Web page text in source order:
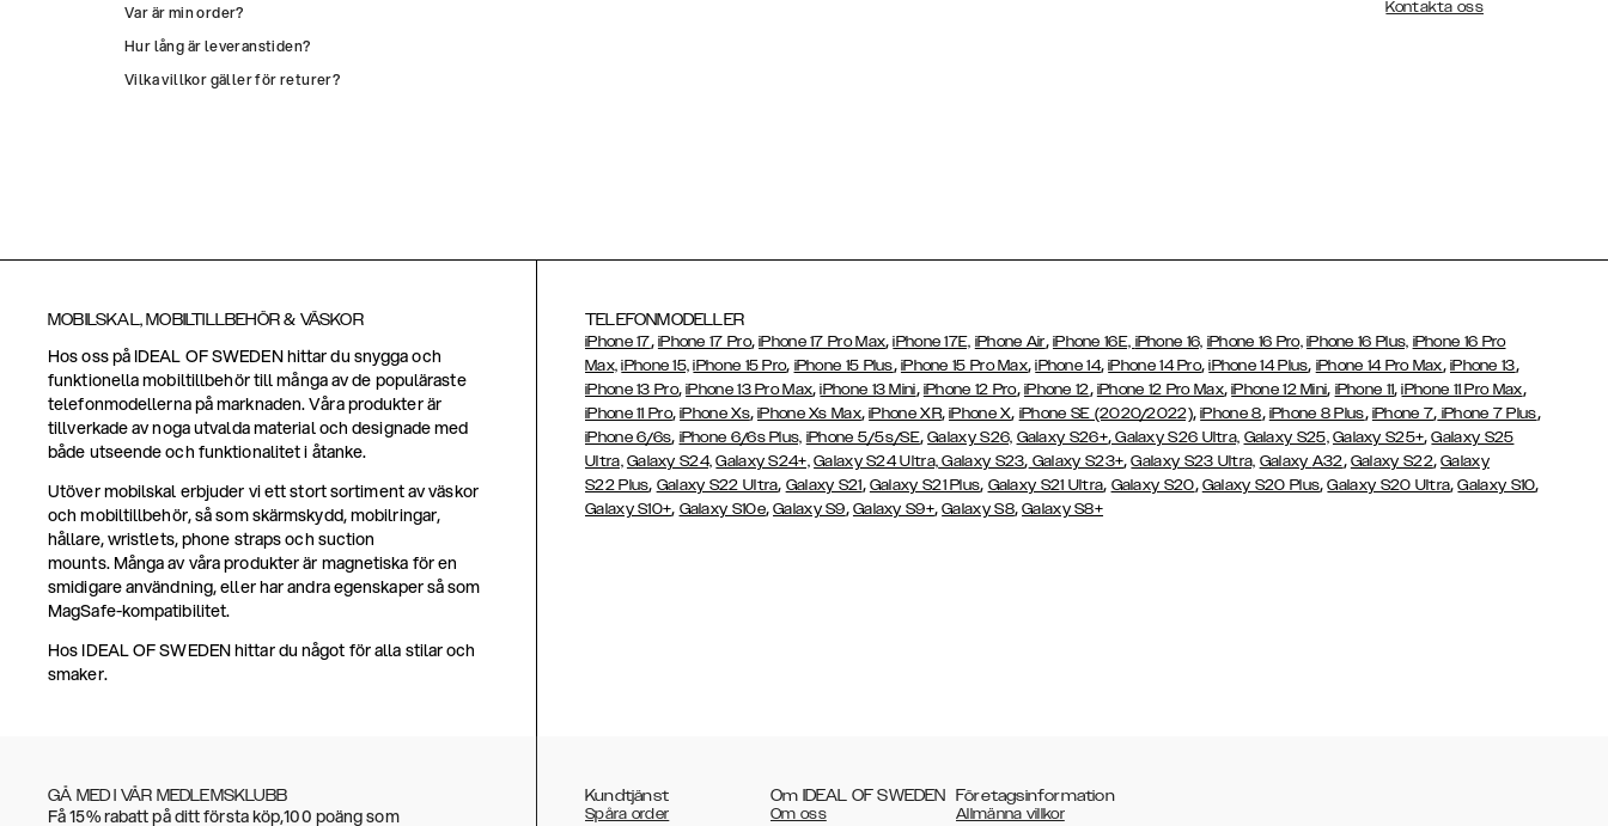
Var är min order?
Hur lång är leveranstiden?
Vilka villkor gäller för returer?
Kontakta oss
MOBILSKAL, MOBILTILLBEHÖR & VÄSKOR
Hos oss på IDEAL OF SWEDEN hittar du snygga och
funktionella mobiltillbehör till många av de populäraste
telefonmodellerna på marknaden. Våra produkter är
tillverkade av noga utvalda material och designade med
både utseende och funktionalitet i åtanke.
Utöver mobilskal erbjuder vi ett stort sortiment av väskor
och mobiltillbehör, så som skärmskydd, mobilringar,
hållare, wristlets, phone straps och suction
mounts. Många av våra produkter är magnetiska för en
smidigare användning, eller har andra egenskaper så som
MagSafe-kompatibilitet.
Hos IDEAL OF SWEDEN hittar du något för alla stilar och
smaker.
TELEFONMODELLER
iPhone 17, iPhone 17 Pro,iPhone 17 Pro Max,iPhone 17E, iPhone Air, iPhone 16E, iPhone 16, iPhone 16 Pro, iPhone 16 Plus, iPhone 16 Pro
Max, iPhone 15, iPhone 15 Pro, iPhone 15 Plus, iPhone 15 Pro Max,iPhone 14,iPhone 14 Pro,iPhone 14 Plus, iPhone 14 Pro Max, iPhone 13,
iPhone 13 Pro,iPhone 13 Pro Max,iPhone 13 Mini, iPhone 12 Pro, iPhone 12, iPhone 12 Pro Max,iPhone 12 Mini, iPhone 11,iPhone 11 Pro Max,
iPhone 11 Pro,iPhone Xs,iPhone Xs Max,iPhone XR,iPhone X, iPhone SE (2020/2022),iPhone 8, iPhone 8 Plus, iPhone 7, iPhone 7 Plus,
iPhone 6/6s, iPhone 6/6s Plus, iPhone 5/5s/SE,Galaxy S26, Galaxy S26+,Galaxy S26 Ultra, Galaxy S25, Galaxy S25+,Galaxy S25
Ultra, Galaxy S24, Galaxy S24+, Galaxy S24 Ultra, Galaxy S23, Galaxy S23+,Galaxy S23 Ultra, Galaxy A32, Galaxy S22,Galaxy
S22 Plus, Galaxy S22 Ultra, Galaxy S21, Galaxy S21 Plus, Galaxy S21 Ultra, Galaxy S20, Galaxy S20 Plus,Galaxy S20 Ultra,Galaxy S10,
Galaxy S10+, Galaxy S10e,Galaxy S9, Galaxy S9+,Galaxy S8,Galaxy S8+
GÅ MED I VÅR MEDLEMSKLUBB
Få 15% rabatt på ditt första köp,100 poäng som
Kundtjänst
Spåra order
Om IDEAL OF SWEDEN
Om oss
Företagsinformation
Allmänna villkor